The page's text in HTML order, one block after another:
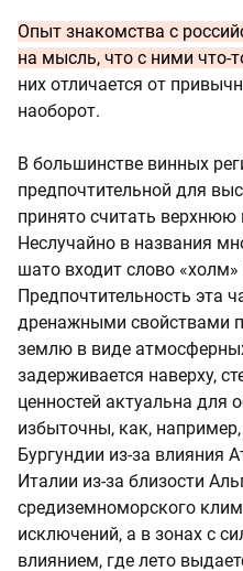
Опыт знакомства с
на мысль, что с ними что-
них отличается от
наоборот.
В большинстве винных
предпочтительной для
принято считать
Неслучайно в названия
шато входит слово
Предпочтительность эта
дренажными свойствами
землю в виде
задерживается наверху,
ценностей актуальна для
избыточны, как,
Бургундии из-за влияния
Италии из-за близости
средиземноморского
исключений, а в зонах с
влиянием, где лето